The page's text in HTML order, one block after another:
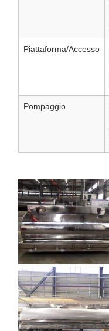
Piattaforma/Accesso
Pompaggio